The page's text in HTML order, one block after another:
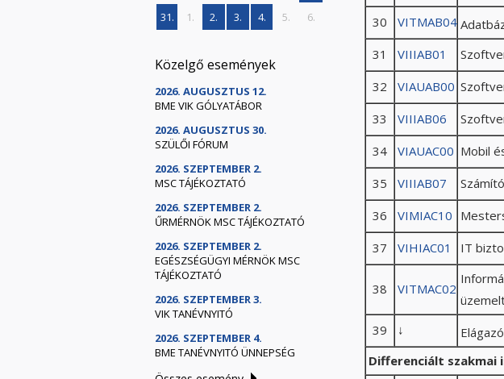
31.
1. 2. 3. 4. 5. 6.
Közelgő események
2026. AUGUSZTUS 12.
BME VIK GÓLYATÁBOR
2026. AUGUSZTUS 30.
SZÜLŐI FÓRUM
2026. SZEPTEMBER 2.
MSC TÁJÉKOZTATÓ
2026. SZEPTEMBER 2.
ŰRMÉRNÖK MSC TÁJÉKOZTATÓ
2026. SZEPTEMBER 2.
EGÉSZSÉGÜGYI MÉRNÖK MSC
TÁJÉKOZTATÓ
2026. SZEPTEMBER 3.
VIK TANÉVNYITÓ
2026. SZEPTEMBER 4.
BME TANÉVNYITÓ ÜNNEPSÉG
30 VITMAB04
31 VIIIAB01
32 VIAUAB00
33 VIIIAB06
34 VIAUAC00 Mobil
35 VIIIAB07
36 VIMIAC10
37 VIHIAC01 IT
38 VITMAC02
39 ↓
Differenciált szakmai